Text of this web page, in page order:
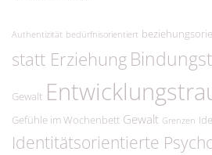
Authentizität bedürfnisorientiert
statt Erziehung
Gewalt
Gefühle im Wochenbett Gewalt Grenzen
Identitätsorientierte